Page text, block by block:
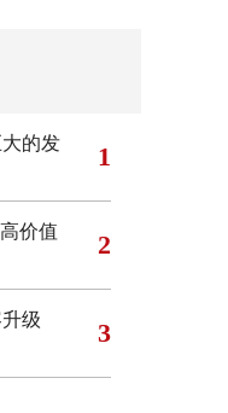
的发
1
价值 2
级 3